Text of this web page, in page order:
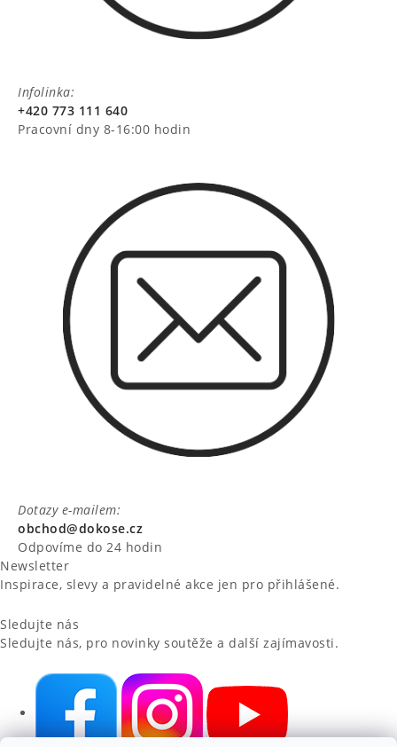
Infolinka:
+420 773 111 640
Pracovní dny 8-16:00 hodin
Dotazy e-mailem:
obchod@dokose.cz
Odpovíme do 24 hodin
Newsletter
Inspirace, slevy a pravidelné akce jen pro přihlášené.
Sledujte nás
Sledujte nás, pro novinky soutěže a další zajímavosti.